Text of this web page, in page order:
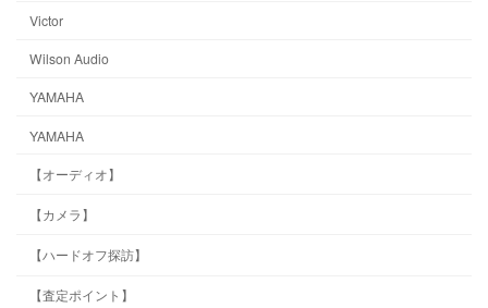
Victor
Wilson Audio
YAMAHA
YAMAHA
【オーディオ】
【カメラ】
【ハードオフ探訪】
【査定ポイント】